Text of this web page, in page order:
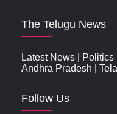
The Telugu News
Latest News Politics
Andhra Pradesh
Follow Us